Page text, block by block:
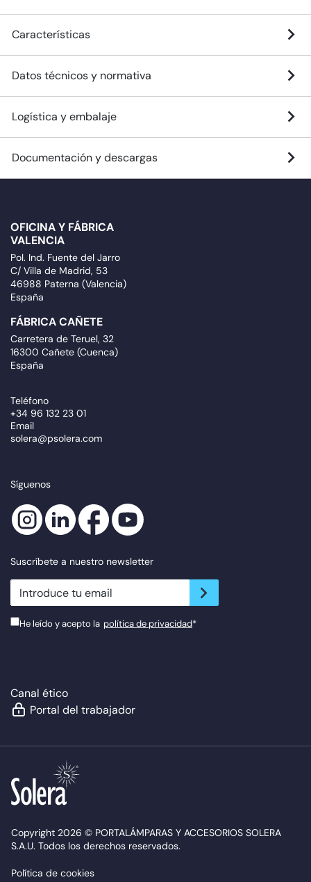
Características
Datos técnicos y normativa
Logística y embalaje
Documentación y descargas
OFICINA Y FÁBRICA
VALENCIA
Pol. Ind. Fuente del Jarro
C/ Villa de Madrid, 53
46988 Paterna (Valencia)
España
FÁBRICA CAÑETE
Carretera de Teruel, 32
16300 Cañete (Cuenca)
España
Teléfono
+34 96 132 23 01
Email
solera@psolera.com
Síguenos
Suscríbete a nuestro newsletter
newsletter.suscribe
He leído y acepto la política de privacidad*
Canal ético
Portal del trabajador
Copyright 2026 © PORTALÁMPARAS Y ACCESORIOS SOLERA
S.A.U. Todos los derechos reservados.
Política de cookies